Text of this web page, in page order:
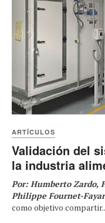
ARTÍCULOS
Validación del
la industria
Por: Humberto Zardo,
Philippe Fournet-
como objetivo